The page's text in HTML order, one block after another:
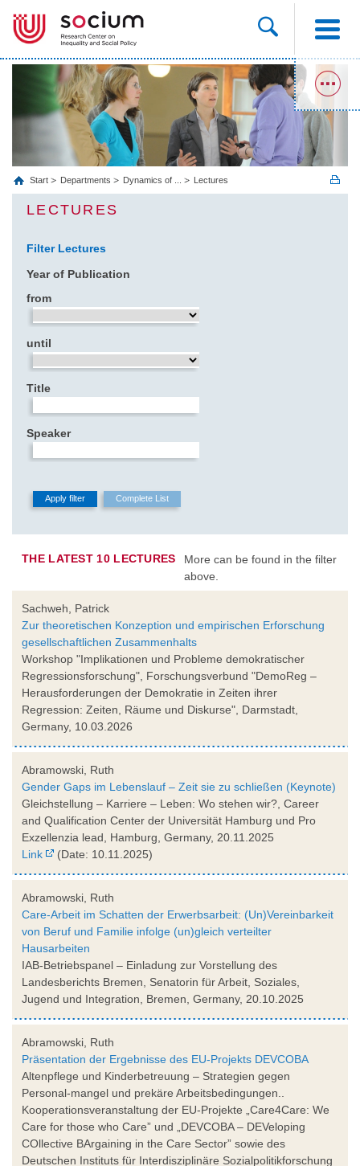
Start Departments Dynamics of ... Lectures
LECTURES
Filter Lectures
Year of Publication
from
until
Title
Speaker
THE LATEST 10 LECTURES
More can be found in the filter
above.
Sachweh, Patrick
Zur theoretischen Konzeption und empirischen Erforschung
gesellschaftlichen Zusammenhalts
Workshop "Implikationen und Probleme demokratischer
Regressionsforschung", Forschungsverbund "DemoReg –
Herausforderungen der Demokratie in Zeiten ihrer
Regression: Zeiten, Räume und Diskurse", Darmstadt,
Germany, 10.03.2026
Abramowski, Ruth
Gender Gaps im Lebenslauf – Zeit sie zu schließen (Keynote)
Gleichstellung – Karriere – Leben: Wo stehen wir?, Career
and Qualification Center der Universität Hamburg und Pro
Exzellenzia lead, Hamburg, Germany, 20.11.2025
Link
(Date: 10.11.2025)
Abramowski, Ruth
Care-Arbeit im Schatten der Erwerbsarbeit: (Un)Vereinbarkeit
von Beruf und Familie infolge (un)gleich verteilter
Hausarbeiten
IAB-Betriebspanel – Einladung zur Vorstellung des
Landesberichts Bremen, Senatorin für Arbeit, Soziales,
Jugend und Integration, Bremen, Germany, 20.10.2025
Abramowski, Ruth
Präsentation der Ergebnisse des EU-Projekts DEVCOBA
Altenpflege und Kinderbetreuung – Strategien gegen
Personal-mangel und prekäre Arbeitsbedingungen..
Kooperationsveranstaltung der EU-Projekte „Care4Care: We
Care for those who Care” und „DEVCOBA – DEVeloping
COllective BArgaining in the Care Sector” sowie des
Deutschen Instituts für Interdisziplinäre Sozialpolitikforschung